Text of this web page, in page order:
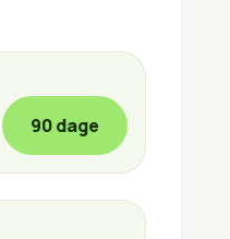
90 dage